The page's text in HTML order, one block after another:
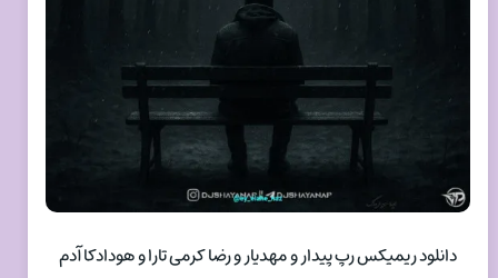
دانلود ریمیکس رپ پیدار و مهدیار و رضا کرمی تارا و هودادکا آدم